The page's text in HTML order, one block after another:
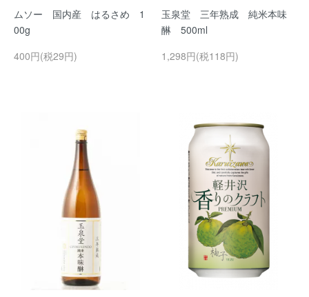
ムソー 国内産 はるさめ 1
00g
400円(税29円)
玉泉堂 三年熟成 純米本味
醂 500ml
1,298円(税118円)